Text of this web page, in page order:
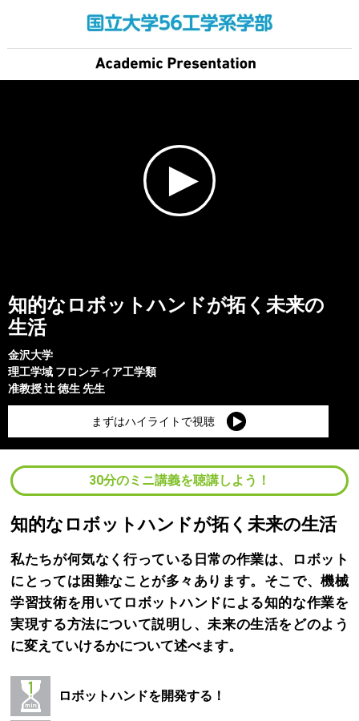
知的なロボットハンドが拓く未来の
生活
金沢大学
理工学域 フロンティア工学類
准教授辻 徳生 先生
まずはハイライトで視聴
30分のミニ講義を聴講しよう！
知的なロボットハンドが拓く未来の生活
私たちが何気なく行っている日常の作業は、ロボット
にとっては困難なことが多々あります。そこで、機械
学習技術を用いてロボットハンドによる知的な作業を
実現する方法について説明し、未来の生活をどのよう
に変えていけるかについて述べます。
ロボットハンドを開発する！